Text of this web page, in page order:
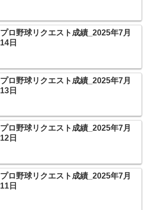
プロ野球リクエスト成績_2025年7月
14日
プロ野球リクエスト成績_2025年7月
13日
プロ野球リクエスト成績_2025年7月
12日
プロ野球リクエスト成績_2025年7月
11日